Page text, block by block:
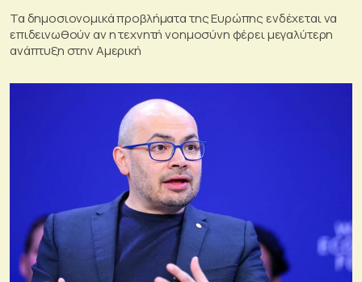
Τα δημοσιονομικά προβλήματα της Ευρώπης ενδέχεται να
επιδεινωθούν αν η τεχνητή νοημοσύνη φέρει μεγαλύτερη
ανάπτυξη στην Αμερική